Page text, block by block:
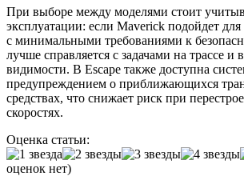
При выборе между моделями стоит
эксплуатации: если Maverick подойдет для
с минимальными требованиями к
лучше справляется с задачами на трассе и
видимости. В Escape также доступна
предупреждением о приближающихся
средствах, что снижает риск при
скоростях.
Оценка статьи:
оценок нет)